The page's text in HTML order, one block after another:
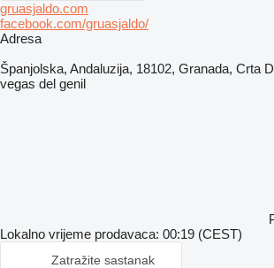
gruasjaldo.com
facebook.com/gruasjaldo/
Adresa
Španjolska, Andaluzija, 18102, Granada, Crta
vegas del genil
Lokalno vrijeme prodavaca: 00:19 (CEST)
Zatražite sastanak